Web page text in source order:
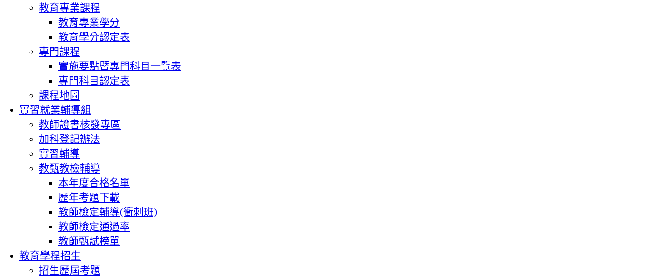
教育專業課程
教育專業學分
教育學分認定表
專門課程
實施要點暨專門科目一覽表
專門科目認定表
課程地圖
實習就業輔導組
教師證書核發專區
加科登記辦法
實習輔導
教甄教檢輔導
本年度合格名單
歷年考題下載
教師檢定輔導(衝刺班)
教師檢定通過率
教師甄試榜單
教育學程招生
招生歷屆考題